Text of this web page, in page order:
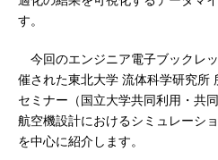
す。
今回のエンジニア電子ブックレ
催された東北大学 流体科学研究所
セミナー（国立大学共同利用・共
航空機設計におけるシミュレーシ
を中心に紹介します。